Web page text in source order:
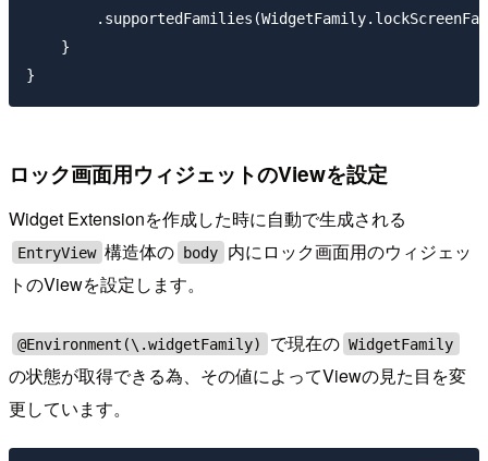
    }
ロック画面用ウィジェットのViewを設定
Widget Extensionを作成した時に自動で生成される
EntryView 構造体の body
内にロック画面用のウィジェッ
トのViewを設定します。
@Environment(\.widgetFamily) で現在の WidgetFamily
の状態が取得できる為、その値によってViewの見た目を変
更しています。